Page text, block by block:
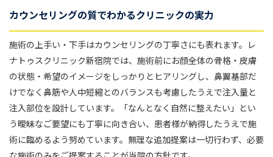
カウンセリングの質でわかるクリニックの実力
施術の上手い・下手はカウンセリングの丁寧さにも表れます。レ
ナトゥスクリニック新宿院では、施術前にお顔全体の骨格・皮膚
の状態・希望のイメージをしっかりとヒアリングし、鼻翼基部だ
けでなく鼻筋や人中短縮とのバランスも考慮したうえで注入量と
注入部位を設計しています。「なんとなく自然に整えたい」とい
う曖昧なご要望にも丁寧に向き合い、患者様が納得したうえで施
術に臨めるよう努めています。無理な追加提案は一切行わず、必要